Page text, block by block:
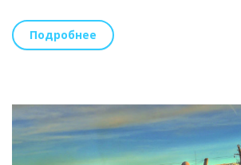
Подробнее